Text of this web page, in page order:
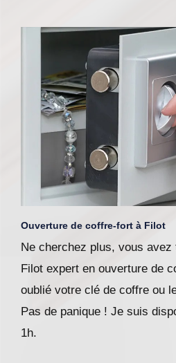
Ouverture de coffre-fort à Filot
Ne cherchez plus, vous
Filot expert en ouverture de
oublié votre clé de coffre ou
Pas de panique ! Je suis
1h.